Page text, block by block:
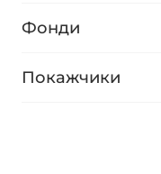
Фонди
Покажчики